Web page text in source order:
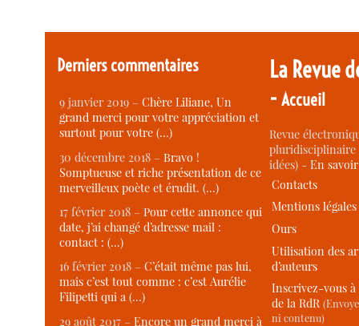
Derniers commentaires
9 janvier 2019 –Chère Liliane, Un
grand merci pour votre appréciation et
surtout pour votre (…)
30 décembre 2018 –Bravo !
Somptueuse et riche présentation de ce
merveilleux poète et érudit. (…)
17 février 2018 –Pour cette annonce qui
date, j’ai changé d’adresse mail :
contact : (…)
16 février 2018 –C’était même pas lui,
mais c’est tout comme : c’est Aurélie
Filipetti qui a (…)
29 août 2017 –Encore un grand merci à
La Revue
-Accueil
Revue
idées) -En
Contacts
Mentions légales
Ours
Utilisation des
d’auteurs
Inscrivez-vous
de la RdR
ni contenu)